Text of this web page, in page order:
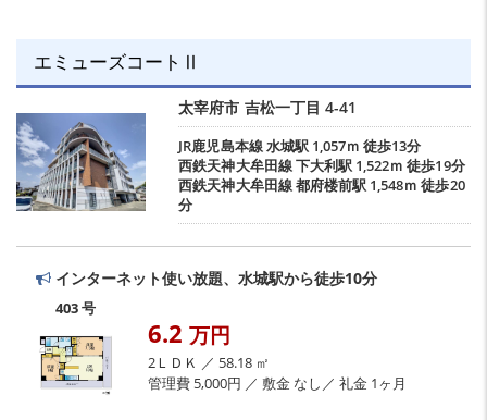
エミューズコートⅡ
太宰府市 吉松一丁目 4-41
JR鹿児島本線水城駅1,057ｍ 徒歩13分
西鉄天神大牟田線下大利駅1,522ｍ 徒歩19分
西鉄天神大牟田線都府楼前駅 1,548ｍ 徒歩20
分
インターネット使い放題、水城駅から徒歩10分
403 号
6.2 万円
2ＬＤＫ ／ 58.18 ㎡
管理費 5,000円 ／ 敷金 なし／ 礼金 1ヶ月